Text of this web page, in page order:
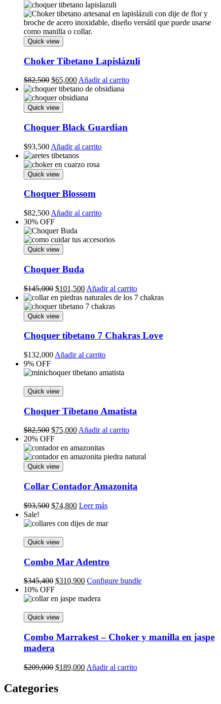
Quick view
Choker Tibetano Lapislázuli
$82,500 Original
price
was:
$82,500.
$65,000Current
price
is:
Añadir al carrito
Quick view
Choquer Black Guardian
$93,500 Añadir al carrito
Quick view
Choquer Blossom
$82,500 Añadir al carrito
30% OFF
Quick view
Choquer Buda
$145,000 Original
price
was:
$145,000.
$101,500Current
price
is:
Añadir al carrito
Quick view
Choquer tibetano 7 Chakras Love
$132,000 Añadir al carrito
9% OFF
Quick view
Choquer Tibetano Amatista
$82,500 Original
price
was:
$82,500.
$75,000Current
is:
$75,000.
Añadir al carrito
20% OFF
Quick view
Collar Contador Amazonita
$93,500 Original
was:
$74,800Current
is:
Leer más
Sale!
Quick view
Combo Mar Adentro
$345,400 Original
was:
$310,900Current
is:
Configure bundle
10% OFF
Quick view
Combo Marrakest – Choker y manilla en jaspe
madera
$209,000 Original
$209,000.
$189,000Current
Añadir al carrito
Categories